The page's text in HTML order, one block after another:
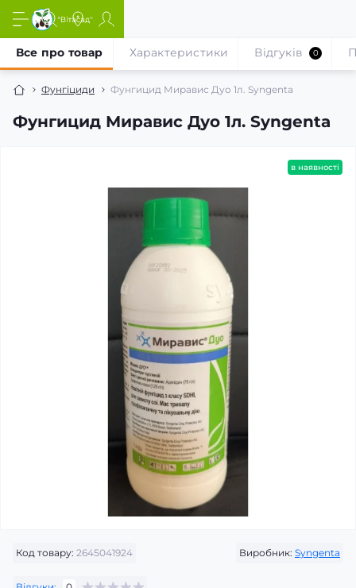
Фунгіциди Фунгицид Миравис Дуо 1л. Syngenta
Фунгицид Миравис Дуо 1л. Syngenta
Все про товар Характеристики Відгуків 0
в наявності
Код товару: 2645041924 Виробник: Syngenta